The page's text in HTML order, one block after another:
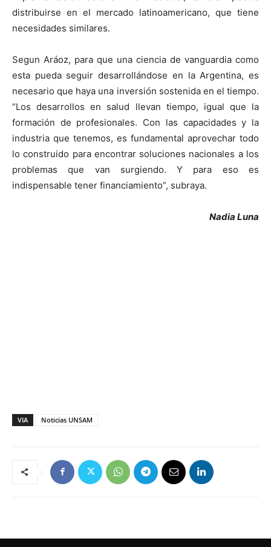
distribuirse en el mercado latinoamericano, que tiene
necesidades similares.
Segun Aráoz, para que una ciencia de vanguardia como
esta pueda seguir desarrollándose en la Argentina, es
necesario que haya una inversión sostenida en el tiempo.
“Los desarrollos en salud llevan tiempo, igual que la
formación de profesionales. Con las capacidades y la
industria que tenemos, es fundamental aprovechar todo
lo construido para encontrar soluciones nacionales a los
problemas que van surgiendo. Y para eso es
indispensable tener financiamiento”, subraya.
Nadia Luna
VIA Noticias UNSAM